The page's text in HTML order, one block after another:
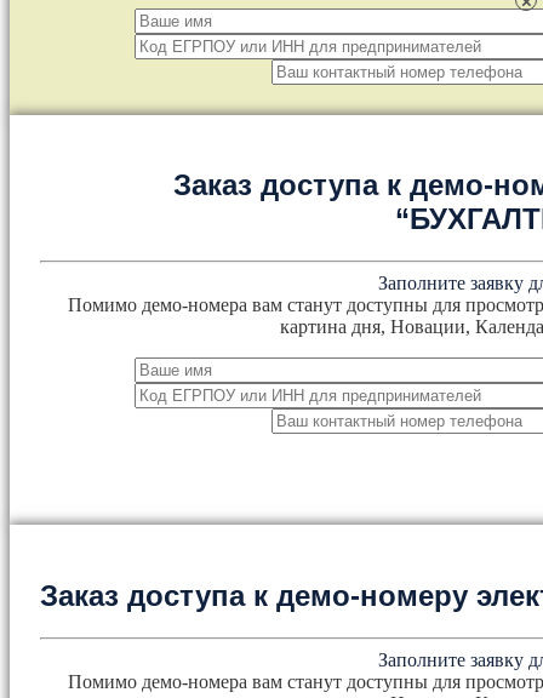
Заказ доступа к демо-
Заполните заявку
Помимо демо-номера вам станут доступны для
картина дня, Новации,
Заказ доступа к демо-номеру
Заполните заявку
Помимо демо-номера вам станут доступны для